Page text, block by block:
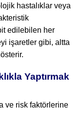
hastalıklar veya
edilebilen her
işaretler gibi, altta
Yaptırmak
ve risk faktörlerine